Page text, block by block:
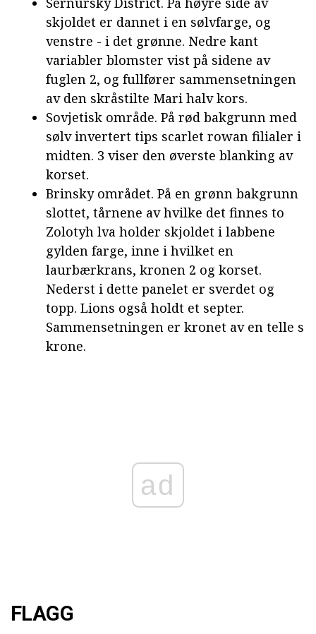
skjoldet er dannet i en sølvfarge, og
venstre - i det grønne. Nedre kant
variabler blomster vist på sidene av
fuglen 2, og fullfører sammensetningen
av den skråstilte Mari halv kors.
Sovjetisk område. På rød bakgrunn med
sølv invertert tips scarlet rowan filialer i
midten. 3 viser den øverste blanking av
korset.
Brinsky området. På en grønn bakgrunn
slottet, tårnene av hvilke det finnes to
Zolotyh lva holder skjoldet i labbene
gylden farge, inne i hvilket en
laurbærkrans, kronen 2 og korset.
Nederst i dette panelet er sverdet og
topp. Lions også holdt et septer.
Sammensetningen er kronet av en telle s
krone.
ad
FLAGG